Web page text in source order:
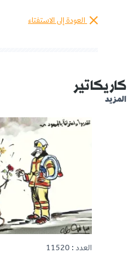
العودة إلى الاستفتاء
كاريكاتير
المزيد
العدد : 11520